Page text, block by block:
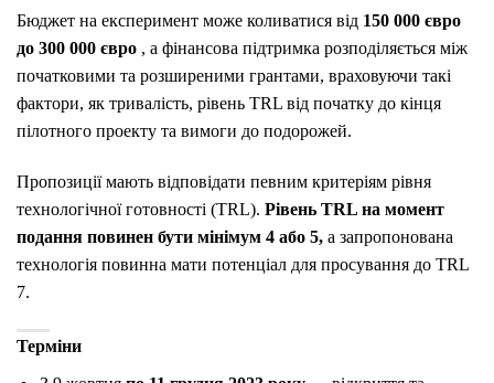
Бюджет на експеримент може коливатися від 150 000 євро
до 300 000 євро , а фінансова підтримка розподіляється між
початковими та розширеними грантами, враховуючи такі
фактори, як тривалість, рівень TRL від початку до кінця
пілотного проекту та вимоги до подорожей.
Пропозиції мають відповідати певним критеріям рівня
технологічної готовності (TRL). Рівень TRL на момент
подання повинен бути мінімум 4 або 5, а запропонована
технологія повинна мати потенціал для просування до TRL
7.
Терміни